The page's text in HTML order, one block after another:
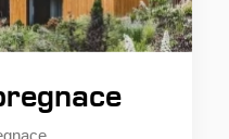
se vyhnete